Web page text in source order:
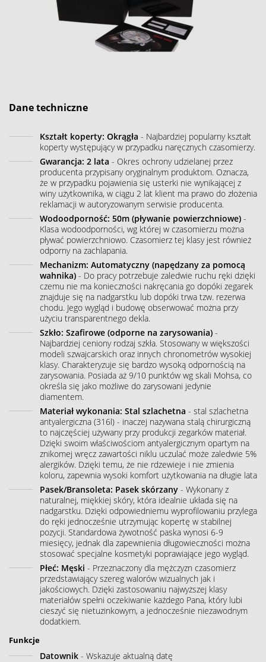
Dane techniczne
Kształt koperty: Okrągła - Najbardziej popularny kształt
koperty występujący w przypadku naręcznych czasomierzy.
Gwarancja: 2 lata - Okres ochrony udzielanej przez
producenta przypisany oryginalnym produktom. Oznacza,
że w przypadku pojawienia się usterki nie wynikającej z
winy użytkownika, w ciągu 2 lat klient ma prawo do złożenia
reklamacji w autoryzowanym serwisie producenta.
Wodoodporność: 50m (pływanie powierzchniowe) -
Klasa wodoodporności, wg której w czasomierzu można
pływać powierzchniowo. Czasomierz tej klasy jest również
odporny na zachlapania.
Mechanizm: Automatyczny (napędzany za pomocą
wahnika) - Do pracy potrzebuje zaledwie ruchu ręki dzięki
czemu nie ma konieczności nakręcania go dopóki zegarek
znajduje się na nadgarstku lub dopóki trwa tzw. rezerwa
chodu. Jego wygląd i budowę obserwować można przy
użyciu transparentnego dekla.
Szkło: Szafirowe (odporne na zarysowania) -
Najbardziej ceniony rodzaj szkła. Stosowany w większości
modeli szwajcarskich oraz innych chronometrów wysokiej
klasy. Charakteryzuje się bardzo wysoką odpornością na
zarysowania. Posiada aż 9/10 punktów wg skali Mohsa, co
określa się jako możliwe do zarysowani jedynie
diamentem.
Materiał wykonania: Stal szlachetna - stal szlachetna
antyalergiczna (316l) - inaczej nazywana stalą chirurgiczną
to najczęściej używany przy produkcji zegarków materiał.
Dzięki swoim właściwościom antyalergicznym opartym na
znikomej wręcz zawartości niklu uczulać może zaledwie 5%
alergików. Dzięki temu, że nie rdzewieje i nie zmienia
koloru, zapewnia wysoki komfort użytkowania na długie lata
Pasek/Bransoleta: Pasek skórzany - Wykonany z
naturalnej, miękkiej skóry, która idealnie układa się na
nadgarstku. Dzięki odpowiedniemu wyprofilowaniu przylega
do ręki jednocześnie utrzymując kopertę w stabilnej
pozycji. Standardowa żywotność paska wynosi 6-9
miesięcy, jednak dla zapewnienia długowieczności można
stosować specjalne kosmetyki poprawiające jego wygląd.
Płeć: Męski - Przeznaczony dla mężczyzn czasomierz
przedstawiający szereg walorów wizualnych jak i
jakościowych. Dzięki zastosowaniu najwyższej klasy
materiałów spełni oczekiwanie każdego Pana, który lubi
cieszyć się nietuzinkowym, a jednocześnie niezawodnym
dodatkiem.
Funkcje
Datownik - Wskazuje aktualną datę